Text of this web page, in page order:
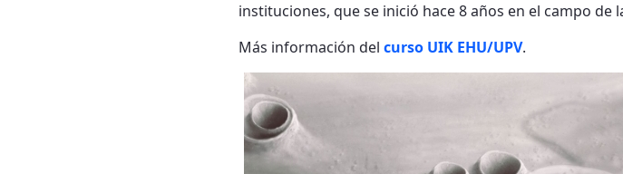
instituciones, que se inició hace 8 años en el campo
Más información delcurso UIK EHU/UPV.